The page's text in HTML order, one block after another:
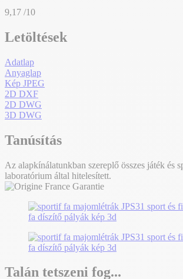
9,17 /10
Letöltések
Adatlap
Anyaglap
Kép JPEG
2D DXF
2D DWG
3D DWG
Tanúsítás
Az alapkínálatunkban szereplő összes játék és
laboratórium által hitelesített.
Talán tetszeni fog...